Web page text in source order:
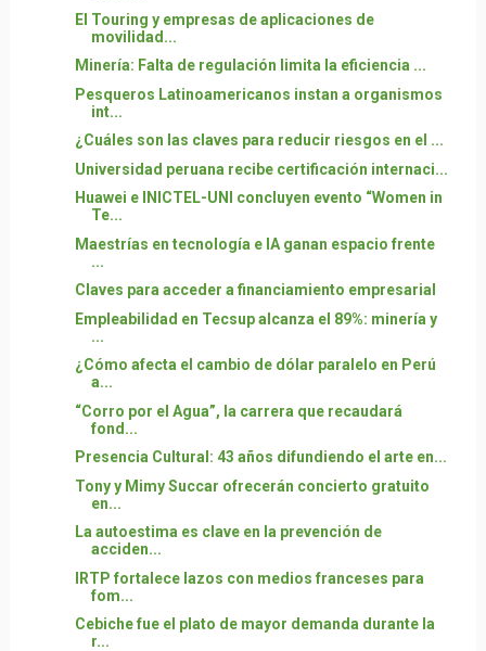
El Touring y empresas de aplicaciones de
movilidad...
Minería: Falta de regulación limita la eficiencia ...
Pesqueros Latinoamericanos instan a organismos
int...
¿Cuáles son las claves para reducir riesgos en el ...
Universidad peruana recibe certificación internaci...
Huawei e INICTEL-UNI concluyen evento “Women in
Te...
Maestrías en tecnología e IA ganan espacio frente
...
Claves para acceder a financiamiento empresarial
Empleabilidad en Tecsup alcanza el 89%: minería y
...
¿Cómo afecta el cambio de dólar paralelo en Perú
a...
“Corro por el Agua”, la carrera que recaudará
fond...
Presencia Cultural: 43 años difundiendo el arte en...
Tony y Mimy Succar ofrecerán concierto gratuito
en...
La autoestima es clave en la prevención de
acciden...
IRTP fortalece lazos con medios franceses para
fom...
Cebiche fue el plato de mayor demanda durante la
r...